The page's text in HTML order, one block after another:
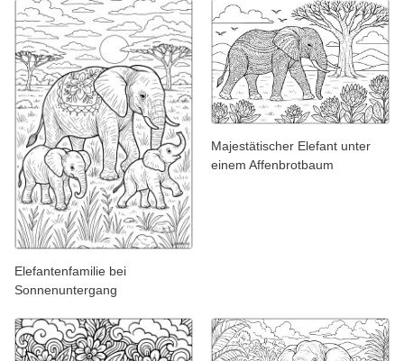
Elefantenfamilie bei
Sonnenuntergang
Majestätischer Elefant unter
einem Affenbrotbaum